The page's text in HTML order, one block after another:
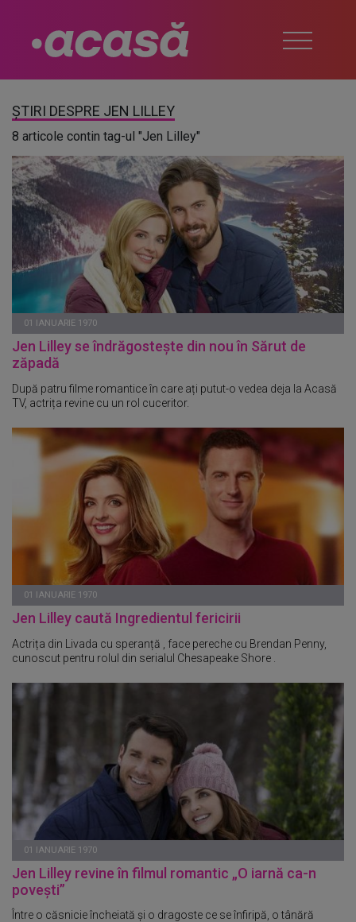
ȘTIRI DESPRE JEN LILLEY
8 articole contin tag-ul "Jen Lilley"
01 IANUARIE 1970
Jen Lilley se îndrăgostește din nou în Sărut de
zăpadă
După patru filme romantice în care ați putut-o vedea deja la Acasă
TV, actrița revine cu un rol cuceritor.
01 IANUARIE 1970
Jen Lilley caută Ingredientul fericirii
Actrița din Livada cu speranță , face pereche cu Brendan Penny,
cunoscut pentru rolul din serialul Chesapeake Shore .
01 IANUARIE 1970
Jen Lilley revine în filmul romantic „O iarnă ca-n
povești”
Între o căsnicie încheiată și o dragoste ce se înfiripă, o tânără